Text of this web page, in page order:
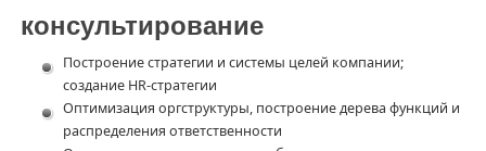
консультирование
Построение стратегии и системы целей компании;
создание HR-стратегии
Оптимизация оргструктуры, построение дерева функций и
распределения ответственности